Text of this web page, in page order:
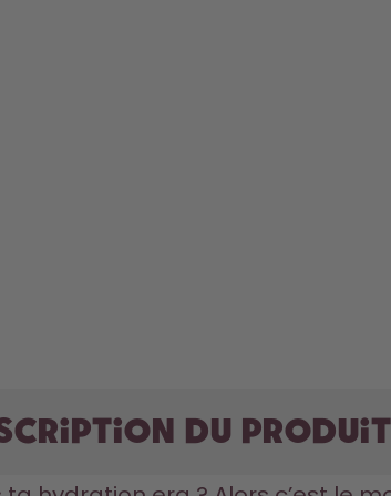
du produit